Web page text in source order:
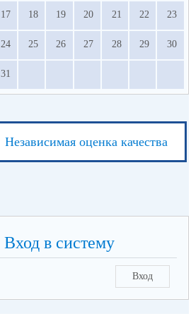
17 18 19 20 21 22 23
24 25 26 27 28 29 30
31
Независимая оценка качества
Вход в систему
Вход